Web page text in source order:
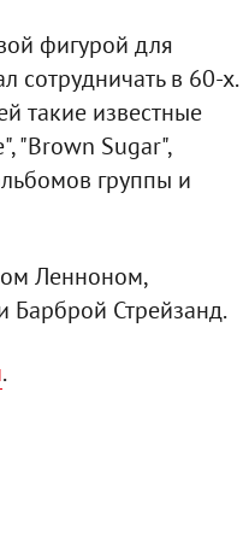
фигурой для
сотрудничать в 60-х.
такие известные
"Brown Sugar",
группы и
Ленноном,
Стрейзанд.
.